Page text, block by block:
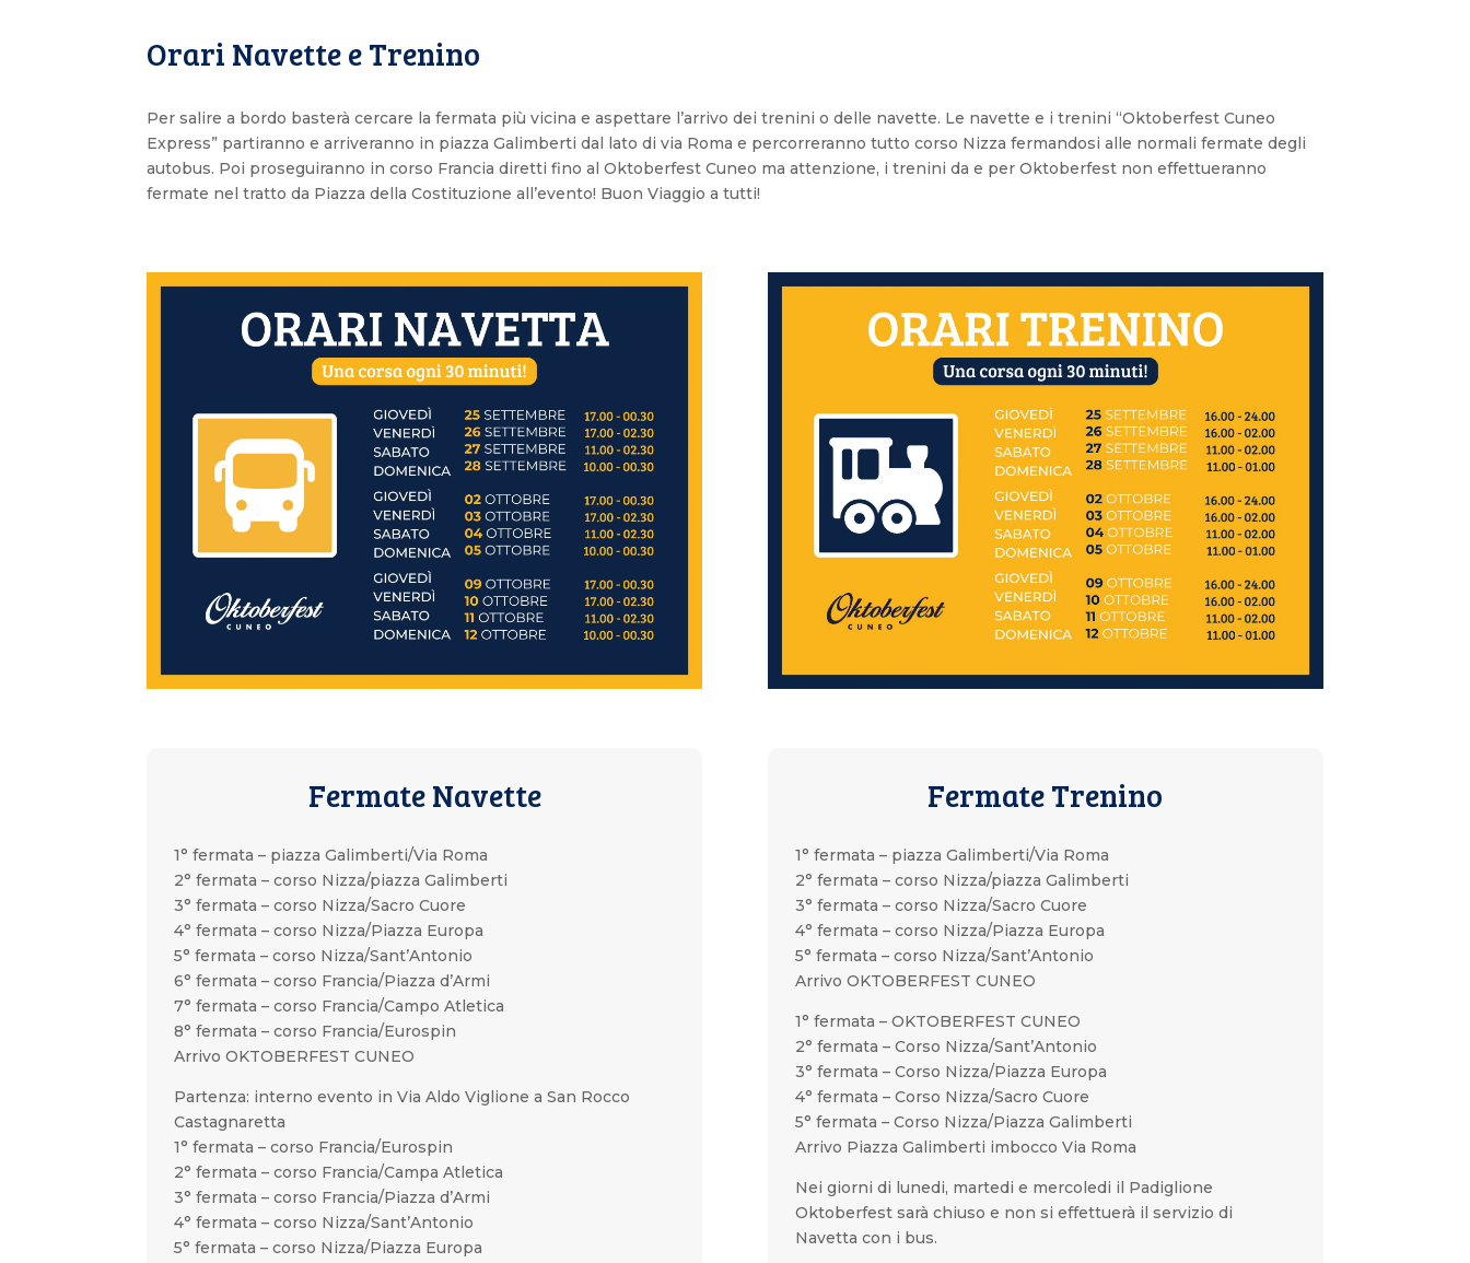
Orari Navette e Trenino
Per salire a bordo basterà cercare la fermata più vicina e aspettare l’arrivo dei trenini o delle navette. Le navette e i trenini “Oktoberfest Cuneo
Express” partiranno e arriveranno in piazza Galimberti dal lato di via Roma e percorreranno tutto corso Nizza fermandosi alle normali fermate degli
autobus. Poi proseguiranno in corso Francia diretti fino al Oktoberfest Cuneo ma attenzione, i trenini da e per Oktoberfest non effettueranno
fermate nel tratto da Piazza della Costituzione all’evento! Buon Viaggio a tutti!
Fermate Navette
1° fermata – piazza Galimberti/Via Roma
2° fermata – corso Nizza/piazza Galimberti
3° fermata – corso Nizza/Sacro Cuore
4° fermata – corso Nizza/Piazza Europa
5° fermata – corso Nizza/Sant’Antonio
6° fermata – corso Francia/Piazza d’Armi
7° fermata – corso Francia/Campo Atletica
8° fermata – corso Francia/Eurospin
Arrivo OKTOBERFEST CUNEO
Partenza: interno evento in Via Aldo Viglione a San Rocco
Castagnaretta
1° fermata – corso Francia/Eurospin
2° fermata – corso Francia/Campa Atletica
3° fermata – corso Francia/Piazza d’Armi
4° fermata – corso Nizza/Sant’Antonio
5° fermata – corso Nizza/Piazza Europa
Fermate Trenino
1° fermata – piazza Galimberti/Via Roma
2° fermata – corso Nizza/piazza Galimberti
3° fermata – corso Nizza/Sacro Cuore
4° fermata – corso Nizza/Piazza Europa
5° fermata – corso Nizza/Sant’Antonio
Arrivo OKTOBERFEST CUNEO
1° fermata – OKTOBERFEST CUNEO
2° fermata – Corso Nizza/Sant’Antonio
3° fermata – Corso Nizza/Piazza Europa
4° fermata – Corso Nizza/Sacro Cuore
5° fermata – Corso Nizza/Piazza Galimberti
Arrivo Piazza Galimberti imbocco Via Roma
Nei giorni di lunedi, martedi e mercoledi il Padiglione
Oktoberfest sarà chiuso e non si effettuerà il servizio di
Navetta con i bus.